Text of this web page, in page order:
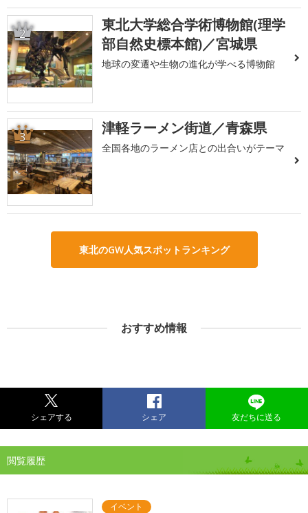
2
東北大学総合学術博物館(理学
部自然史標本館)／宮城県
地球の変遷や生物の進化が学べる博物館
3 津軽ラーメン街道／青森県
全国各地のラーメン店との出合いがテーマ
東北のGW人気スポットランキング
おすすめ情報
シェアする シェア 友だちに送る
閲覧履歴